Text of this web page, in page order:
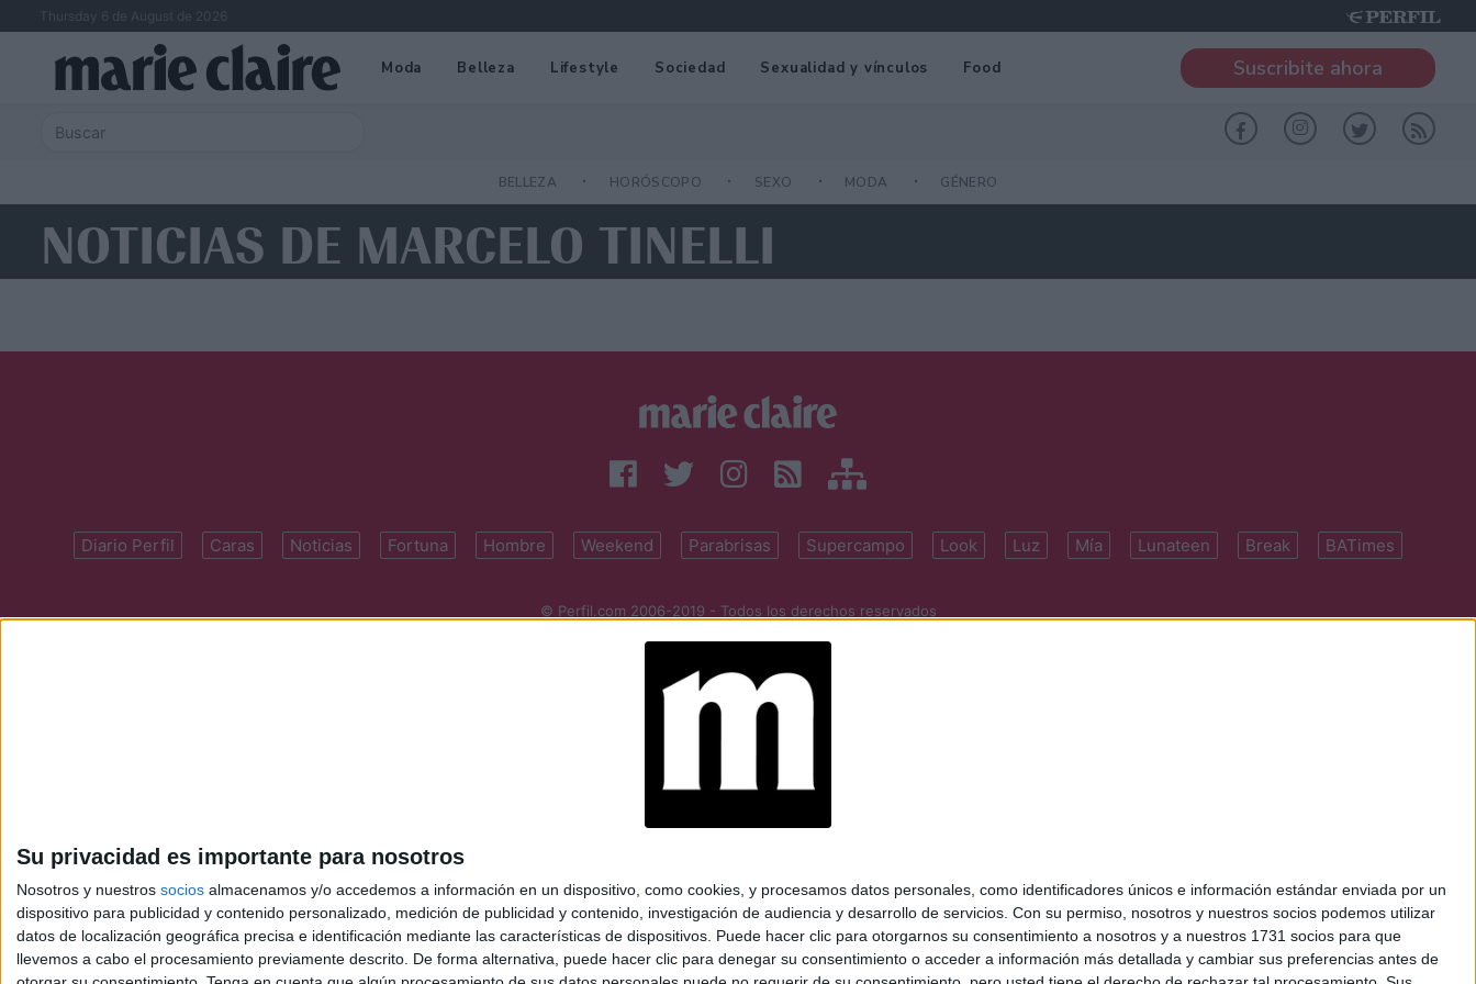
Su privacidad es importante para nosotros
Nosotros y nuestros socios almacenamos y/o accedemos a información en un dispositivo, como cookies, y procesamos datos personales, como identificadores únicos e información estándar enviada por un
dispositivo para publicidad y contenido personalizado, medición de publicidad y contenido, investigación de audiencia y desarrollo de servicios. Con su permiso, nosotros y nuestros socios podemos utilizar
datos de localización geográfica precisa e identificación mediante las características de dispositivos. Puede hacer clic para otorgarnos su consentimiento a nosotros y a nuestros 1731 socios para que
llevemos a cabo el procesamiento previamente descrito. De forma alternativa, puede hacer clic para denegar su consentimiento o acceder a información más detallada y cambiar sus preferencias antes de
Thursday 6 de August de 2026
Moda Belleza Lifestyle Sociedad Sexualidad y vínculos Food Suscribite ahora
BELLEZA HORÓSCOPO SEXO MODA GÉNERO
NOTICIAS DE MARCELO TINELLI
Diario Perfil Caras Noticias Fortuna Hombre Weekend Parabrisas Supercampo Look Luz Mía Lunateen Break BATimes
© Perfil.com 2006-2019 - Todos los derechos reservados
perfilcom@perfil.com| Propietario: Diario Perfil S.A.